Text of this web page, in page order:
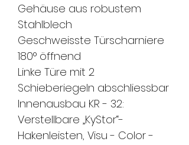
Gehäuse aus robustem
Stahlblech
Geschweisste Türscharniere
180° öffnend
Linke Türe mit 2
Schieberiegeln abschliessbar
Innenausbau KR- 32:
Verstellbare „KyStor“-
Hakenleisten, Visu - Color -